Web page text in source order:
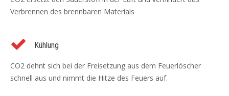
Verbrennen des brennbaren Materials
Kühlung
CO2 dehnt sich bei der Freisetzung aus dem Feuerlöscher
schnell aus und nimmt die Hitze des Feuers auf.